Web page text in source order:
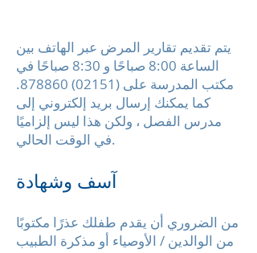
يتم تقديم تقارير المرض عبر الهاتف بين
الساعة 8:00 صباحًا و 8:30 صباحًا في
مكتب المدرسة على (02151) 878860
.
كما يمكنك إرسال بريد إلكتروني إلى
مدرس الفصل ، ولكن هذا ليس إلزاميًا
في الوقت الحالي.
آسف وشهادة
من الضروري أن يقدم طفلك عذرًا مكتوبًا
من الوالدين / الأوصياء أو مذكرة الطبيب